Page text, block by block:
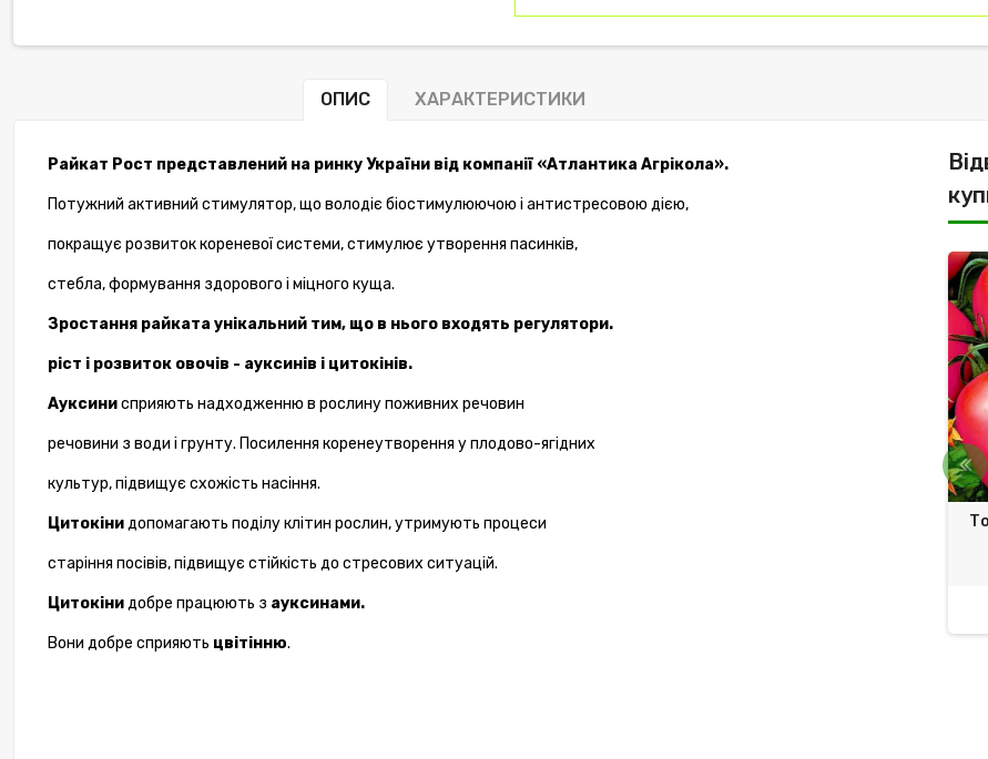
ОПИС ХАРАКТЕРИСТИКИ
Райкат Рост представлений на ринку України від компанії «Атлантика Агрікола».
Потужний активний стимулятор, що володіє біостимулюючою і антистресовою дією,
покращує розвиток кореневої системи, стимулює утворення пасинків,
стебла, формування здорового і міцного куща.
Зростання райката унікальний тим, що в нього входять регулятори.
ріст і розвиток овочів - ауксинів і цитокінів.
Ауксинисприяють надходженню в рослину поживних речовин
речовини з води і грунту. Посилення коренеутворення у плодово-ягідних
культур, підвищує схожість насіння.
Цитокінидопомагають поділу клітин рослин, утримують процеси
старіння посівів, підвищує стійкість до стресових ситуацій.
Цитокінидобре працюють з ауксинами.
Вони добре сприяють цвітінню.
Біостимулятори Фітомаре |